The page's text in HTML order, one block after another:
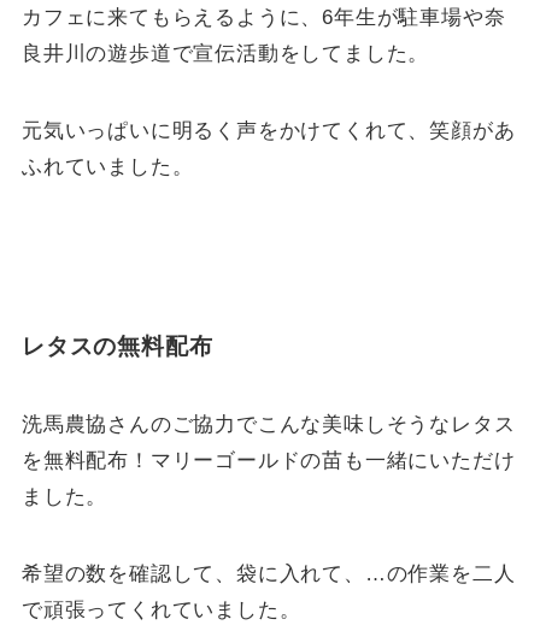
カフェに来てもらえるように、6年生が駐車場や奈
良井川の遊歩道で宣伝活動をしてました。
元気いっぱいに明るく声をかけてくれて、笑顔があ
ふれていました。
レタスの無料配布
洗馬農協さんのご協力でこんな美味しそうなレタス
を無料配布！マリーゴールドの苗も一緒にいただけ
ました。
希望の数を確認して、袋に入れて、…の作業を二人
で頑張ってくれていました。